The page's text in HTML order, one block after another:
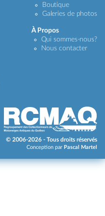
Boutique
Galeries de photos
À Propos
Qui sommes-nous?
Nous contacter
© 2006-2026 - Tous droits réservés
Conception par Pascal Martel